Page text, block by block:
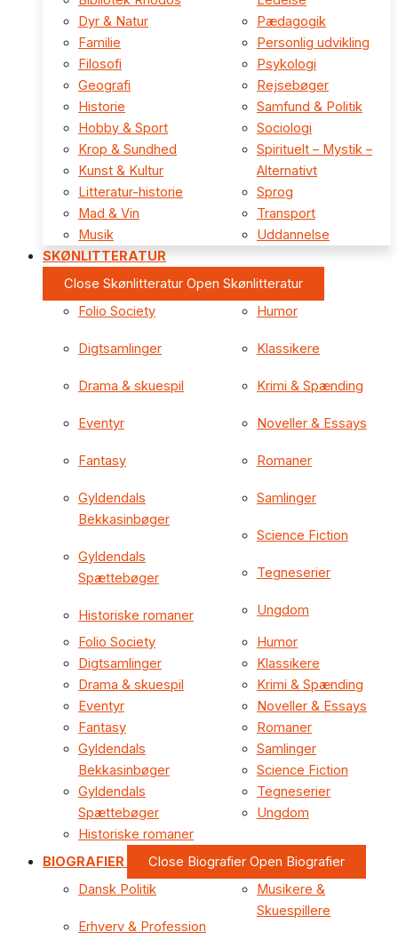
Dyr & Natur
Familie
Filosofi
Geografi
Historie
Hobby & Sport
Krop & Sundhed
Kunst & Kultur
Litteratur-historie
Mad & Vin
Musik
Pædagogik
Personlig udvikling
Psykologi
Rejsebøger
Samfund & Politik
Sociologi
Spirituelt – Mystik –
Alternativt
Sprog
Transport
Uddannelse
SKØNLITTERATUR
Close Skønlitteratur Open Skønlitteratur
Folio Society
Digtsamlinger
Drama & skuespil
Eventyr
Fantasy
Gyldendals
Bekkasinbøger
Gyldendals
Spættebøger
Historiske romaner
Humor
Klassikere
Krimi & Spænding
Noveller & Essays
Romaner
Samlinger
Science Fiction
Tegneserier
Ungdom
Folio Society
Digtsamlinger
Drama & skuespil
Eventyr
Fantasy
Gyldendals
Bekkasinbøger
Gyldendals
Spættebøger
Historiske romaner
Humor
Klassikere
Krimi & Spænding
Noveller & Essays
Romaner
Samlinger
Science Fiction
Tegneserier
Ungdom
BIOGRAFIER Close Biografier Open Biografier
Dansk Politik
Erhverv & Profession
Musikere &
Skuespillere